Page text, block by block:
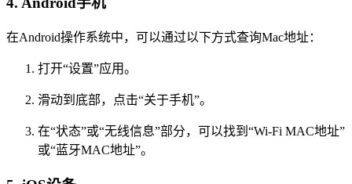
在Android操作系统中，可以通过以下方式查询Mac地址：
打开“设置”应用。
滑动到底部，点击“关于手机”。
在“状态”或“无线信息”部分，可以找到“Wi-Fi MAC地址”
或“蓝牙MAC地址”。